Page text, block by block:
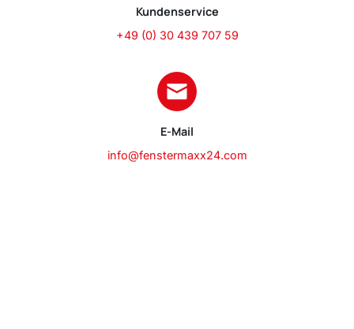
Kundenservice
+49 (0) 30 439 707 59
E-Mail
info@fenstermaxx24.com